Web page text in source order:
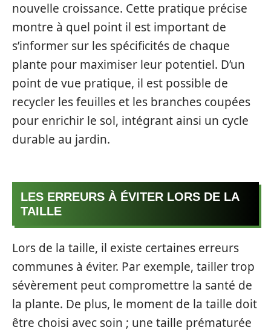
nouvelle croissance. Cette pratique précise
montre à quel point il est important de
s’informer sur les spécificités de chaque
plante pour maximiser leur potentiel. D’un
point de vue pratique, il est possible de
recycler les feuilles et les branches coupées
pour enrichir le sol, intégrant ainsi un cycle
durable au jardin.
LES ERREURS À ÉVITER LORS DE LA
TAILLE
Lors de la taille, il existe certaines erreurs
communes à éviter. Par exemple, tailler trop
sévèrement peut compromettre la santé de
la plante. De plus, le moment de la taille doit
être choisi avec soin ; une taille prématurée